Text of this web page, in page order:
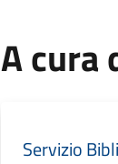
A cura
Servizio